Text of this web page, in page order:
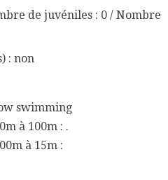
de juvéniles : 0 / Nombre
: non
swimming
à 100m : .
à 15m :